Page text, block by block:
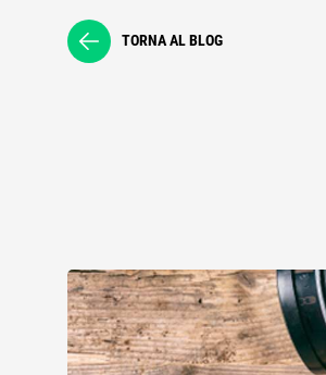
TORNA AL BLOG